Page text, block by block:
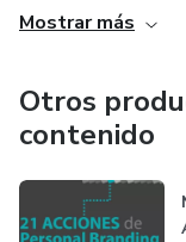
Mostrar más
Otros
contenido